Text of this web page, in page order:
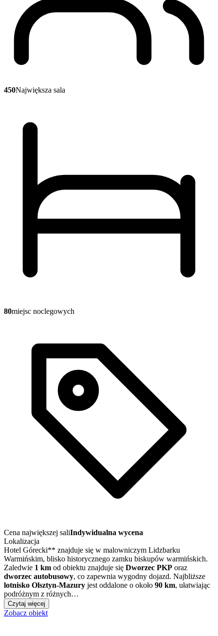
450Największa sala
80miejsc noclegowych
Cena największej saliIndywidualna wycena
Lokalizacja
Hotel Górecki** znajduje się w malowniczym Lidzbarku
Warmińskim, blisko historycznego zamku biskupów warmińskich.
Zaledwie 1 km od obiektu znajduje się Dworzec PKP oraz
dworzec autobusowy, co zapewnia wygodny dojazd. Najbliższe
lotnisko Olsztyn-Mazury jest oddalone o około 90 km, ułatwiając
podróżnym z różnych…
Czytaj więcej
Zobacz obiekt